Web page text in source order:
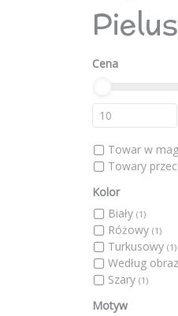
Cena
Towar w
Towary
Kolor
Biały (1)
Różowy (1)
Turkusowy (1)
Według
Szary (1)
Motyw